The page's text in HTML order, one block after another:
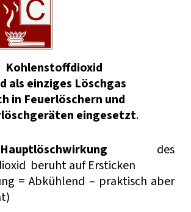
Kohlenstoffdioxid
als einziges Löschgas
in Feuerlöschern und
eingesetzt.
Hauptlöschwirkung des
beruht auf Ersticken
= Abkühlend – praktisch aber